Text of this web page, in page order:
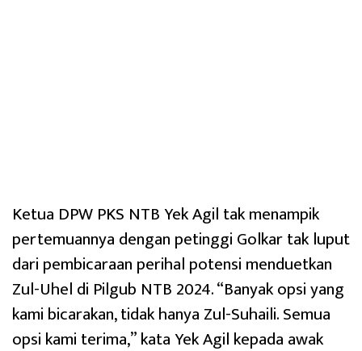
Ketua DPW PKS NTB Yek Agil tak menampik
pertemuannya dengan petinggi Golkar tak luput
dari pembicaraan perihal potensi menduetkan
Zul-Uhel di Pilgub NTB 2024. “Banyak opsi yang
kami bicarakan, tidak hanya Zul-Suhaili. Semua
opsi kami terima,” kata Yek Agil kepada awak